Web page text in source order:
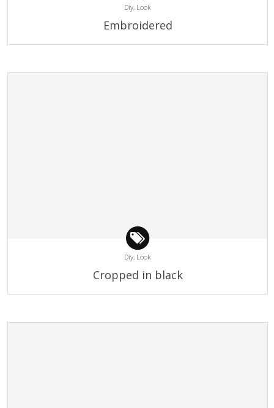
Diy, Look
Embroidered
Diy, Look
Cropped in black